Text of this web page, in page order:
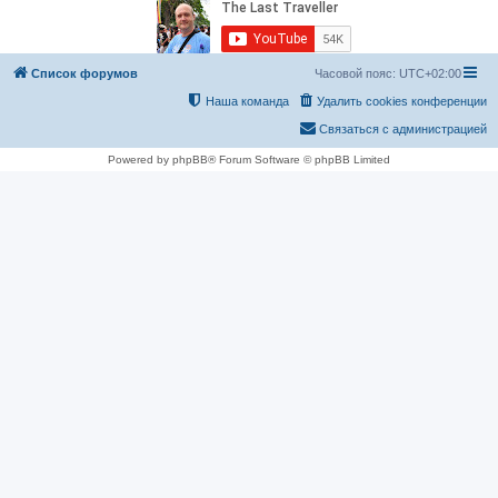
Список форумов Часовой пояс: UTC+02:00
Удалить cookies конференции
Наша команда
Связаться с администрацией
Powered by phpBB® Forum Software © phpBB Limited